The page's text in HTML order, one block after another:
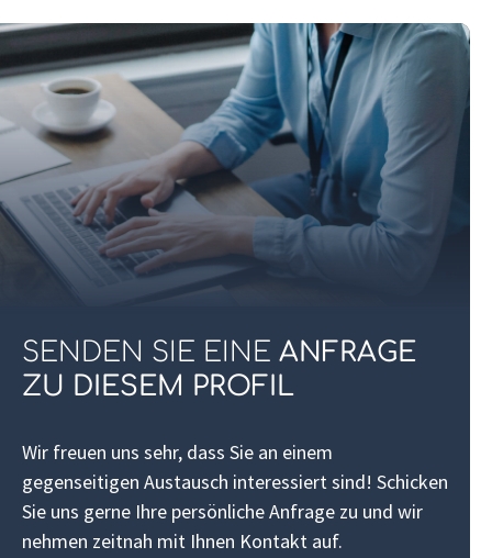
SENDEN SIE EINE ANFRAGE
ZU DIESEM PROFIL
Wir freuen uns sehr, dass Sie an einem
gegenseitigen Austausch interessiert sind! Schicken
Sie uns gerne Ihre persönliche Anfrage zu und wir
nehmen zeitnah mit Ihnen Kontakt auf.